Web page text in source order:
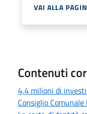
VAI ALLA
Contenuti
4,4 milioni di
Consiglio